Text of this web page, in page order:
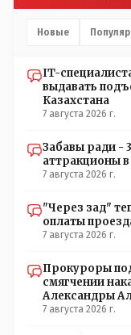
установлены
противоречие. Вы
Новые
IT-
выдавать
Казахстана
7 августа 2026 г.
Забавы ради -
аттракционы
7 августа 2026 г.
"Через зад"
оплаты
7 августа 2026 г.
Прокуроры
смягчении
Александры
7 августа 2026 г.